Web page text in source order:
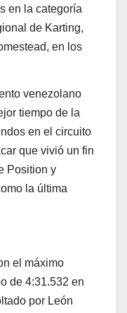
en la categoría
de Karting,
en los
venezolano
tiempo de la
en el circuito
que vivió un fin
Position y
la última
el máximo
de 4:31.532 en
por León